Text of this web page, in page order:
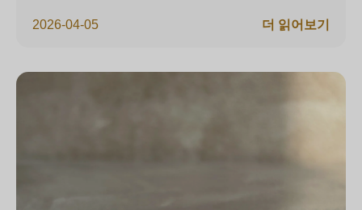
2026-04-05 더 읽어보기